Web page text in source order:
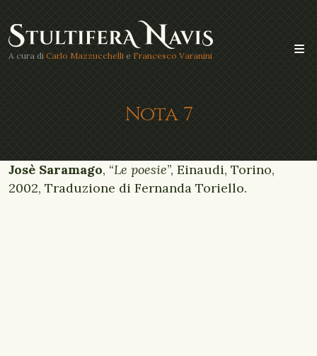
A cura di Carlo Mazzucchelli e Francesco Varanini
Nota 7
Josè Saramago, “Le poesie”, Einaudi, Torino,
2002, Traduzione di Fernanda Toriello.